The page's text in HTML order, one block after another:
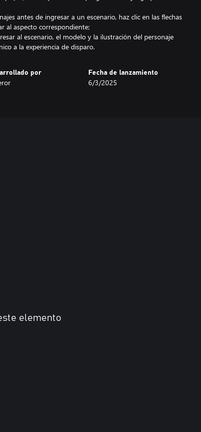
antes de ingresar a un escenario, haz clic en las flechas
al aspecto correspondiente;
al escenario, el modelo y la ilustración del personaje
a la experiencia de disparo.
por Fecha de lanzamiento
6/3/2025
elemento